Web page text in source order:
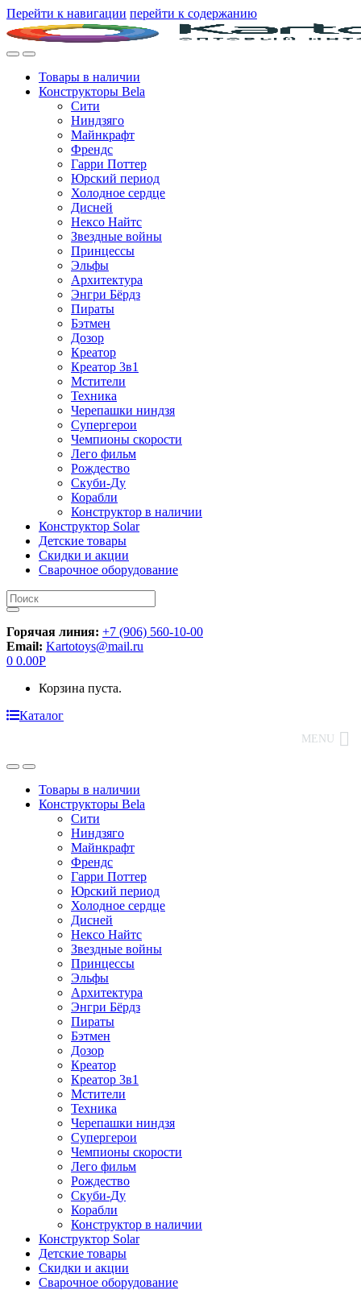
Перейти к навигации перейти к содержанию
Товары в наличии
Конструкторы Bela
Сити
Ниндзяго
Майнкрафт
Френдс
Гарри Поттер
Юрский период
Холодное сердце
Дисней
Нексо Найтс
Звездные войны
Принцессы
Эльфы
Архитектура
Энгри Бёрдз
Пираты
Бэтмен
Дозор
Креатор
Креатор 3в1
Мстители
Техника
Черепашки ниндзя
Супергерои
Чемпионы скорости
Лего фильм
Рождество
Скуби-Ду
Корабли
Конструктор в наличии
Конструктор Solar
Детские товары
Скидки и акции
Сварочное оборудование
Искать:
Горячая линия: +7 (906) 560-10-00
Email: Kartotoys@mail.ru
0 0.00Р
Корзина пуста.
Каталог
MENU
Товары в наличии
Конструкторы Bela
Сити
Ниндзяго
Майнкрафт
Френдс
Гарри Поттер
Юрский период
Холодное сердце
Дисней
Нексо Найтс
Звездные войны
Принцессы
Эльфы
Архитектура
Энгри Бёрдз
Пираты
Бэтмен
Дозор
Креатор
Креатор 3в1
Мстители
Техника
Черепашки ниндзя
Супергерои
Чемпионы скорости
Лего фильм
Рождество
Скуби-Ду
Корабли
Конструктор в наличии
Конструктор Solar
Детские товары
Скидки и акции
Сварочное оборудование